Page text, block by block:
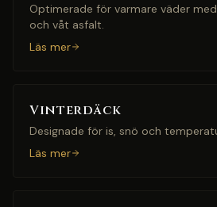
Optimerade för varmare väder
och våt asfalt.
Läs mer
Vinterdäck
Designade för is, snö och
Läs mer